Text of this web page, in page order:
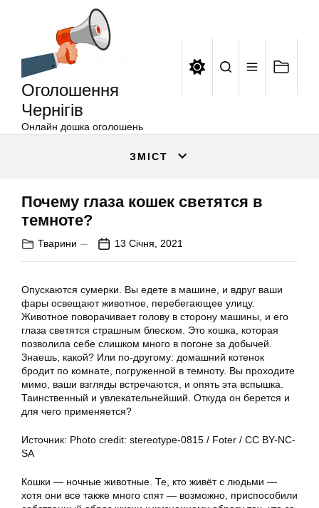
Оголошення
Чернігів
Онлайн дошка оголошень
ЗМІСТ
Почему глаза кошек светятся в
темноте?
Тварини 13 Січня, 2021
Опускаются сумерки. Вы едете в машине, и вдруг ваши
фары освещают животное, перебегающее улицу.
Животное поворачивает голову в сторону машины, и его
глаза светятся страшным блеском. Это кошка, которая
позволила себе слишком много в погоне за добычей.
Знаешь, какой? Или по-другому: домашний котенок
бродит по комнате, погруженной в темноту. Вы проходите
мимо, ваши взгляды встречаются, и опять эта вспышка.
Таинственный и увлекательнейший. Откуда он берется и
для чего применяется?
Источник: Photo credit: stereotype-0815 / Foter / CC BY-NC-
SA
Кошки — ночные животные. Те, кто живёт с людьми —
хотя они все также много спят — возможно, приспособили